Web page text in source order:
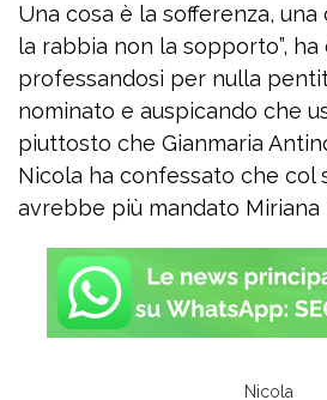
Una cosa è la sofferenza, una
la rabbia non la sopporto”,
professandosi per nulla
nominato e auspicando che
piuttosto che Gianmaria
Nicola ha confessato che col
avrebbe più mandato Miriana
Nicola